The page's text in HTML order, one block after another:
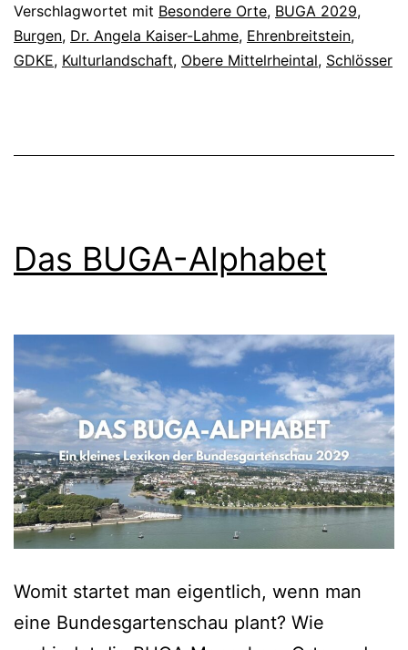
Verschlagwortet mit Besondere Orte, BUGA 2029,
Burgen, Dr. Angela Kaiser-Lahme, Ehrenbreitstein,
GDKE, Kulturlandschaft, Obere Mittelrheintal, Schlösser
Das BUGA-Alphabet
Womit startet man eigentlich, wenn man
eine Bundesgartenschau plant? Wie